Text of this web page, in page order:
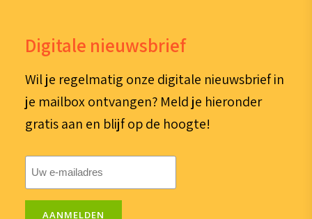
Digitale nieuwsbrief
Wil je regelmatig onze digitale nieuwsbrief in
je mailbox ontvangen? Meld je hieronder
gratis aan en blijf op de hoogte!
AANMELDEN